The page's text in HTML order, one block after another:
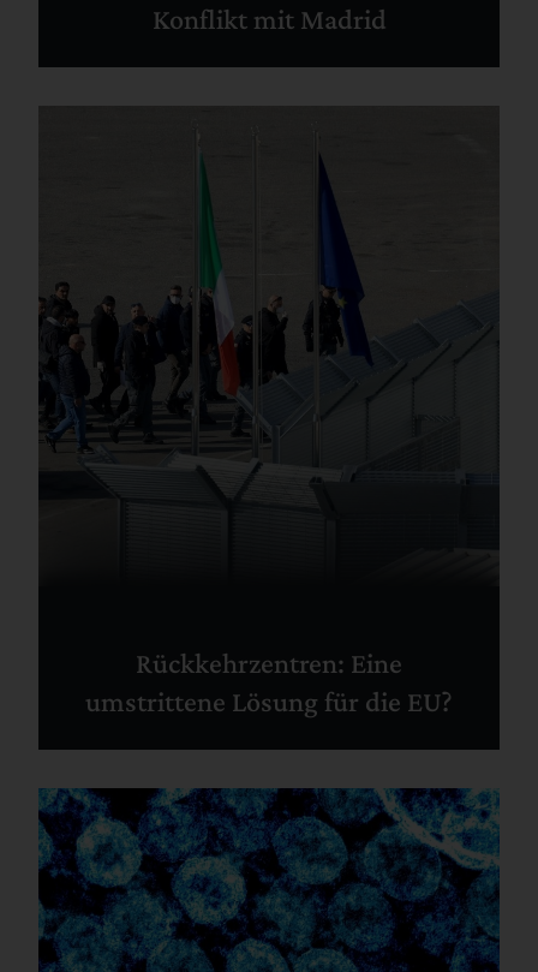
Konflikt mit Madrid
Rückkehrzentren: Eine
umstrittene Lösung für die EU?